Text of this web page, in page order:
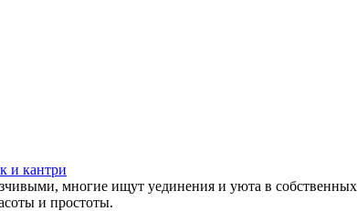
и кантри
многие ищут уединения и уюта в
и простоты.